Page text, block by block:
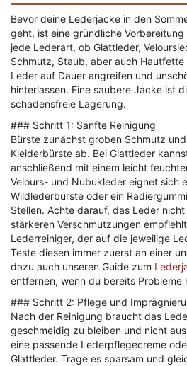
Bevor deine Lederjacke in den
geht, ist eine gründliche
jede Lederart, ob Glattleder,
Schmutz, Staub, aber auch
Leder auf Dauer angreifen und
hinterlassen. Eine saubere Jacke ist
schadensfreie Lagerung.
### Schritt 1: Sanfte Reinigung
Bürste zunächst groben Schmutz
Kleiderbürste ab. Bei Glattleder
anschließend mit einem leicht
Velours- und Nubukleder eignet sich
Wildlederbürste oder ein
Stellen. Achte darauf, das Leder
stärkeren Verschmutzungen
Lederreiniger, der auf die jeweilige
Teste diesen immer zuerst an einer
dazu auch unseren Guide zum
entfernen, wenn du bereits Probleme
### Schritt 2: Pflege und
Nach der Reinigung braucht das
geschmeidig zu bleiben und nicht
eine passende Lederpflegecreme
Glattleder. Trage es sparsam und